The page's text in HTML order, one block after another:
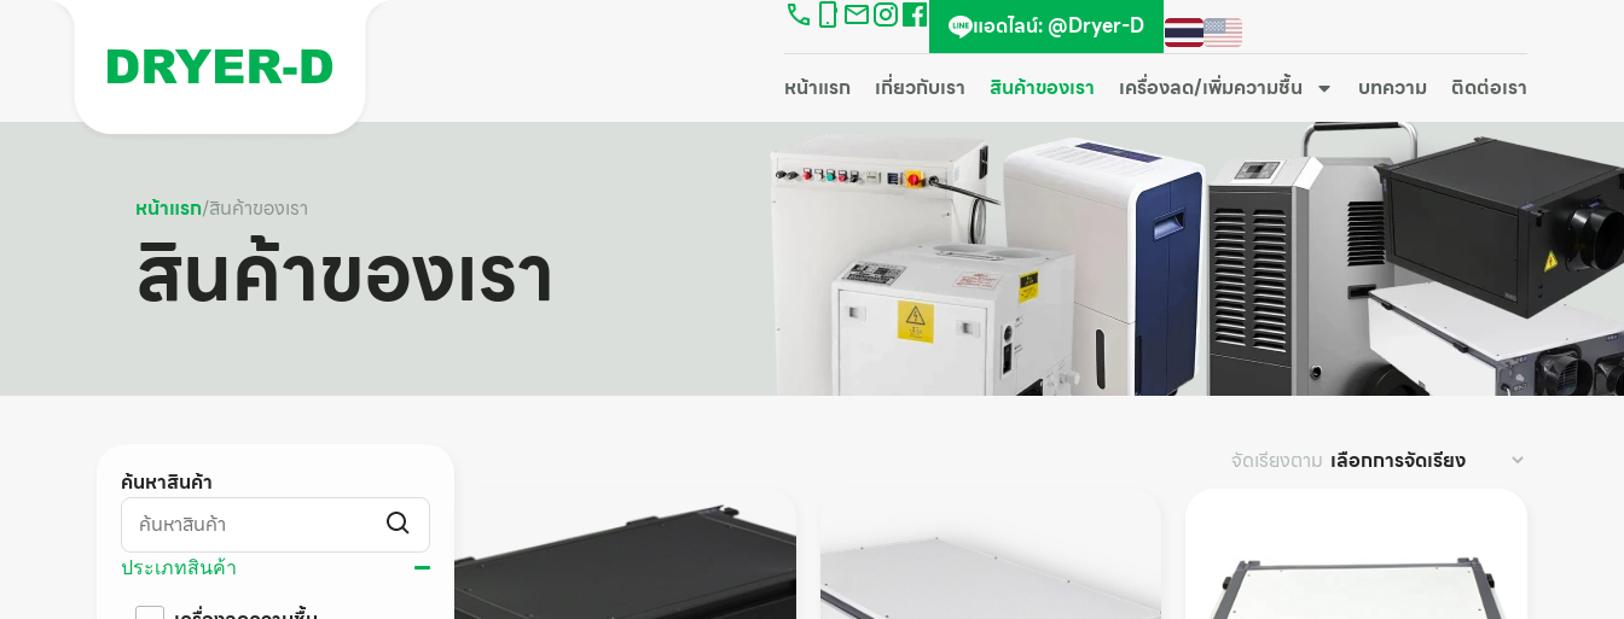
แอดไลน์: @Dryer-D
หน้าแรก เกี่ยวกับเรา สินค้าของเรา เครื่องลด/เพิ่มความชื้น บทความ ติดต่อเรา
หน้าแรก/สินค้าของเรา
สินค้าของเรา
ค้นหาสินค้า
ประเภทสินค้า